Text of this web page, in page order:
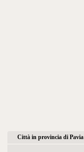
Città in provincia di Pavia